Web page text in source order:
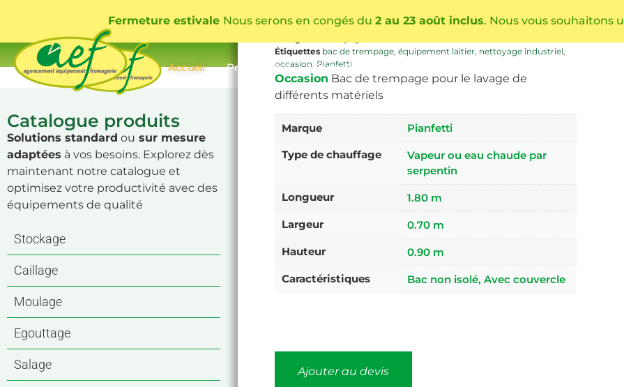
Fermeture estivale Nous serons en congés du 2 au 23 août inclus. Nous vous souhaitons
Accueil Présentation Conseils
Catalogue produits
Solutions standard ou sur mesure
adaptées à vos besoins. Explorez dès
maintenant notre catalogue et
optimisez votre productivité avec des
équipements de qualité
Stockage
Caillage
Moulage
Egouttage
Salage
UGS BAC-PIANFETTI-180
Étiquettes bac de trempage, équipement laitier, nettoyage industriel,
occasion, Pianfetti
Occasion Bac de trempage pour le lavage de
différents matériels
Marque
Pianfetti
Type de chauffage
Vapeur ou eau chaude par
serpentin
Longueur
1.80 m
Largeur
0.70 m
Hauteur
0.90 m
Caractéristiques
Bac non isolé, Avec couvercle
Ajouter au devis